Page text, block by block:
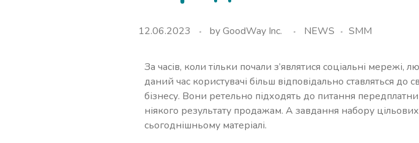
12.06.2023 byGoodWay Inc. NEWS SMM
За часів, коли тільки почали з’являтися соціальні
даний час користувачі більш відповідально ставляться
бізнесу. Вони ретельно підходять до питання
ніякого результату продажам. А завдання набору
сьогоднішньому матеріалі.